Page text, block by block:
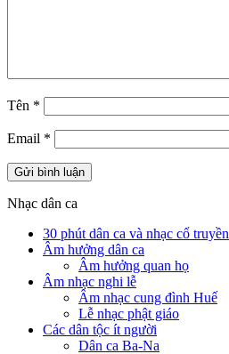
Tên *
Email *
Nhạc dân ca
30 phút dân ca và nhạc cổ truyền
Âm hưởng dân ca
Âm hưởng quan họ
Âm nhạc nghi lễ
Âm nhạc cung đình Huế
Lễ nhạc phật giáo
Các dân tộc ít người
Dân ca Ba-Na